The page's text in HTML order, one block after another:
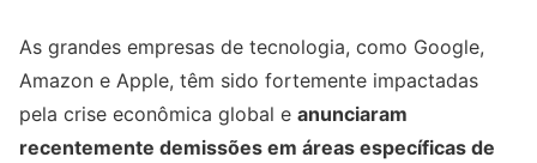
As grandes empresas de tecnologia, como Google,
Amazon e Apple, têm sido fortemente impactadas
pela crise econômica global e anunciaram
recentemente demissões em áreas específicas de